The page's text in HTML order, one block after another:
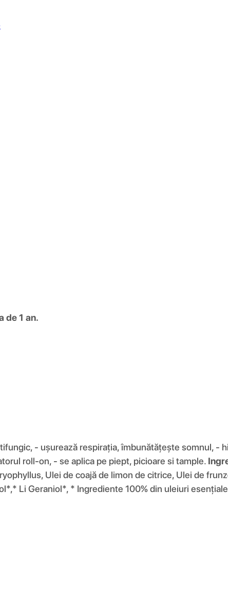
de 1 an.
- ușurează respirația, îmbunătățește somnul, -
roll-on, - se aplica pe piept, picioare si tample.
Ulei de coajă de limon de citrice, Ulei de
Li Geraniol*, * Ingrediente 100% din uleiuri